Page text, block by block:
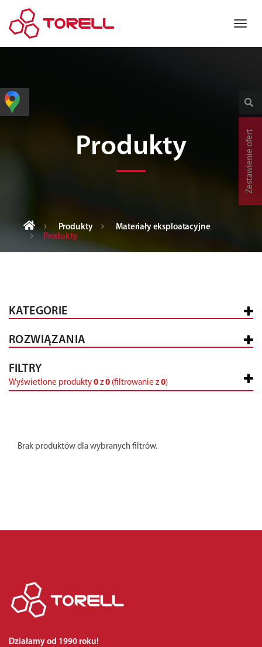
Produkty
Produkty
Materiały eksploatacyjne
Produkty
KATEGORIE
ROZWIĄZANIA
FILTRY
Wyświetlone produkty 0 z0 (filtrowanie z0)
Brak produktów dla wybranych filtrów.
Działamy od 1990 roku!
Zestawienie ofert